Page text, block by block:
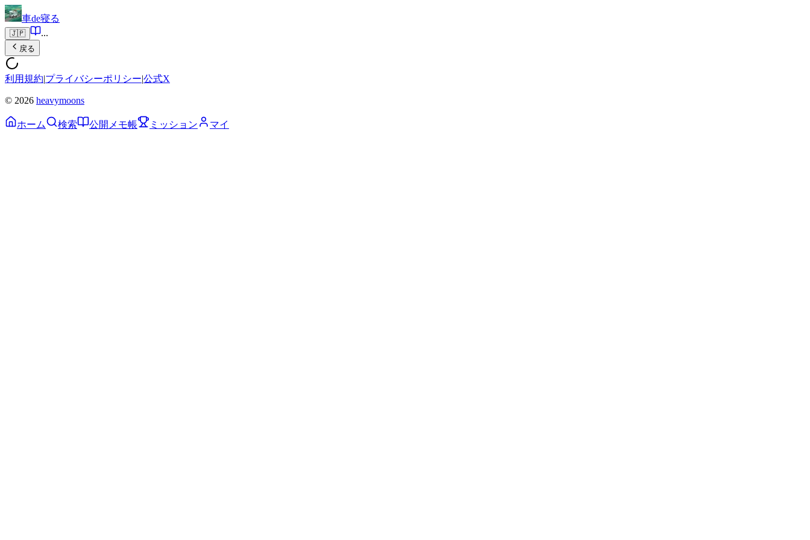
車de寝る
🇯🇵 ...
戻る
利用規約|プライバシーポリシー|公式X
© 2026 heavymoons
ホーム 検索 公開メモ帳 ミッション マイ